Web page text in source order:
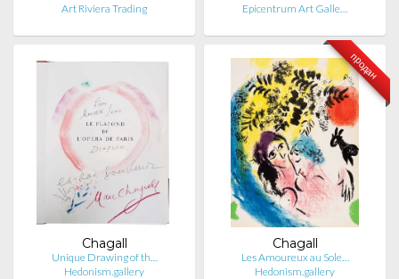
Art Riviera Trading
Epicentrum Art Galle…
Chagall
Unique Drawing of th…
Hedonism.gallery
продан
Chagall
Les Amoureux au Sole…
Hedonism.gallery